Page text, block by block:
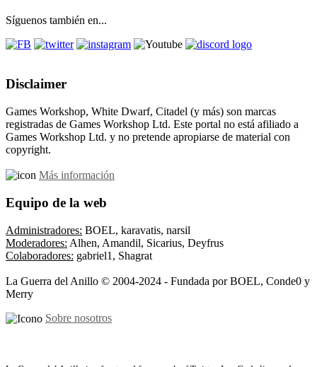
Síguenos también en...
Disclaimer
Games Workshop, White Dwarf, Citadel (y más) son marcas
registradas de Games Workshop Ltd. Este portal no está afiliado a
Games Workshop Ltd. y no pretende apropiarse de material con
copyright.
Más información
Equipo de la web
Administradores: BOEL, karavatis, narsil
Moderadores: Alhen, Amandil, Sicarius, Deyfrus
Colaboradores: gabriel1, Shagrat
La Guerra del Anillo © 2004-2024 - Fundada por BOEL, Conde0 y
Merry
Sobre nosotros